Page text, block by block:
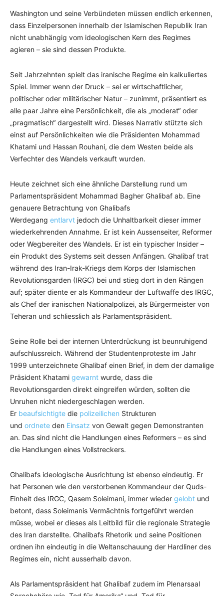
Washington und seine Verbündeten müssen endlich erkennen,
dass Einzelpersonen innerhalb der Islamischen Republik Iran
nicht unabhängig vom ideologischen Kern des Regimes
agieren – sie sind dessen Produkte.
Seit Jahrzehnten spielt das iranische Regime ein kalkuliertes
Spiel. Immer wenn der Druck – sei er wirtschaftlicher,
politischer oder militärischer Natur – zunimmt, präsentiert es
alle paar Jahre eine Persönlichkeit, die als „moderat“ oder
„pragmatisch“ dargestellt wird. Dieses Narrativ stützte sich
einst auf Persönlichkeiten wie die Präsidenten Mohammad
Khatami und Hassan Rouhani, die dem Westen beide als
Verfechter des Wandels verkauft wurden.
Heute zeichnet sich eine ähnliche Darstellung rund um
Parlamentspräsident Mohammad Bagher Ghalibaf ab. Eine
genauere Betrachtung von Ghalibafs
Werdegang entlarvt jedoch die Unhaltbarkeit dieser immer
wiederkehrenden Annahme. Er ist kein Aussenseiter, Reformer
oder Wegbereiter des Wandels. Er ist ein typischer Insider –
ein Produkt des Systems seit dessen Anfängen. Ghalibaf trat
während des Iran-Irak-Kriegs dem Korps der Islamischen
Revolutionsgarden (IRGC) bei und stieg dort in den Rängen
auf; später diente er als Kommandeur der Luftwaffe des IRGC,
als Chef der iranischen Nationalpolizei, als Bürgermeister von
Teheran und schliesslich als Parlamentspräsident.
Seine Rolle bei der internen Unterdrückung ist beunruhigend
aufschlussreich. Während der Studentenproteste im Jahr
1999 unterzeichnete Ghalibaf einen Brief, in dem der damalige
Präsident Khatami gewarnt wurde, dass die
Revolutionsgarden direkt eingreifen würden, sollten die
Unruhen nicht niedergeschlagen werden.
Er beaufsichtigte die polizeilichen Strukturen
und ordnete den Einsatz von Gewalt gegen Demonstranten
an. Das sind nicht die Handlungen eines Reformers – es sind
die Handlungen eines Vollstreckers.
Ghalibafs ideologische Ausrichtung ist ebenso eindeutig. Er
hat Personen wie den verstorbenen Kommandeur der Quds-
Einheit des IRGC, Qasem Soleimani, immer wieder gelobt und
betont, dass Soleimanis Vermächtnis fortgeführt werden
müsse, wobei er dieses als Leitbild für die regionale Strategie
des Iran darstellte. Ghalibafs Rhetorik und seine Positionen
ordnen ihn eindeutig in die Weltanschauung der Hardliner des
Regimes ein, nicht ausserhalb davon.
Als Parlamentspräsident hat Ghalibaf zudem im Plenarsaal